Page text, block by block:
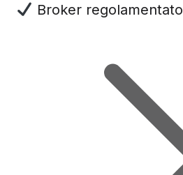
Broker regolamentato